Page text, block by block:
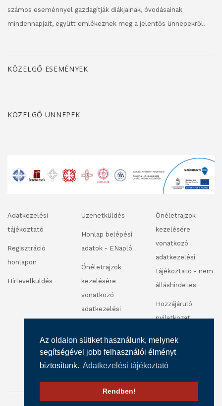
Az oldalon sütiket használunk, melynek
segítségével jobb felhasználói élményt
biztosítunk. Adatkezelési tájékoztató
Rendben!
számos eseménnyel gazdagítják diákjainak, óvodásainak
mindennapjait, együtt emlékeznek meg a jelentős ünnepekről.
KÖZELGŐ ESEMÉNYEK
KÖZELGŐ ÜNNEPEK
Adatkezelési
tájékoztató
Regisztráció
honlapon
Hírlevélküldés
Üzenetküldés
Honlap belépési
adatok - ENapló
Önéletrajzok
kezelésére
vonatkozó
adatkezelési
álláshirdetés
Önéletrajzok
kezelésére
vonatkozó
adatkezelési
tájékoztató - nem
álláshirdetés
Hozzájáruló
nyilatkozat
videofelvétel